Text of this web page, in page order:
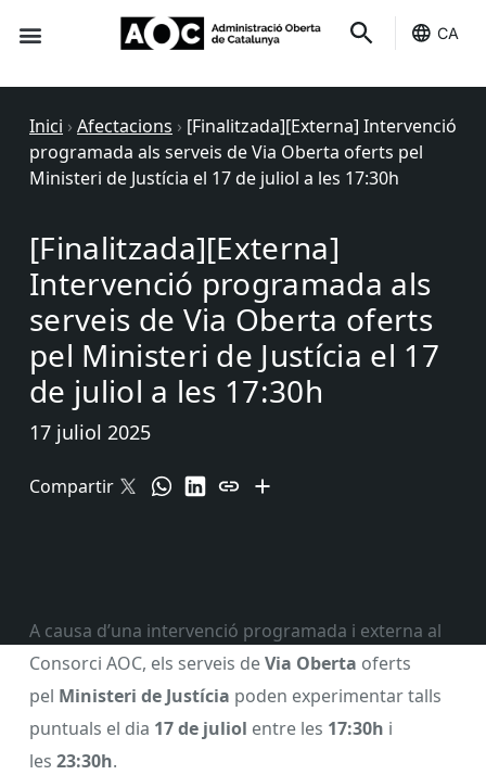
CA
Inici › Afectacions › [Finalitzada][Externa] Intervenció
programada als serveis de Via Oberta oferts pel
Ministeri de Justícia el 17 de juliol a les 17:30h
[Finalitzada][Externa]
Intervenció programada als
serveis de Via Oberta oferts
pel Ministeri de Justícia el 17
de juliol a les 17:30h
17 juliol 2025
Compartir
A causa d’una intervenció programada i externa al
Consorci AOC, els serveis deVia Oberta oferts
pel Ministeri de Justícia poden experimentar talls
puntuals el dia 17 de juliol entre les 17:30h i
les 23:30h.